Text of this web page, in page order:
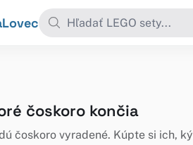
čoskoro končia
čoskoro vyradené. Kúpte si ich,